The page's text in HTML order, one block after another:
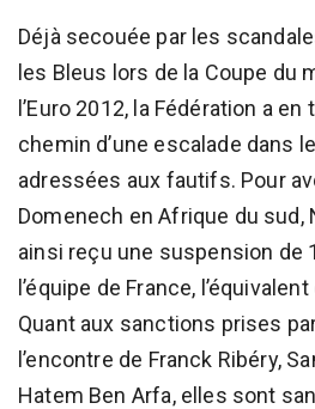
Déjà secouée par les
les Bleus lors de la Coupe du
l’Euro 2012, la Fédération a
chemin d’une escalade dans
adressées aux fautifs. Pour
Domenech en Afrique du sud,
ainsi reçu une suspension de
l’équipe de France,
Quant aux sanctions prises
l’encontre de Franck Ribéry,
Hatem Ben Arfa, elles sont